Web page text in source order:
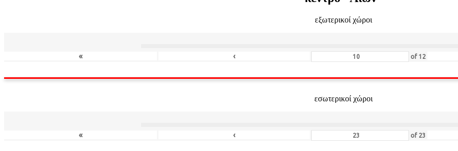
εξωτερικοί χώροι
« ‹ of12
εσωτερικοί χώροι
« ‹ of 23